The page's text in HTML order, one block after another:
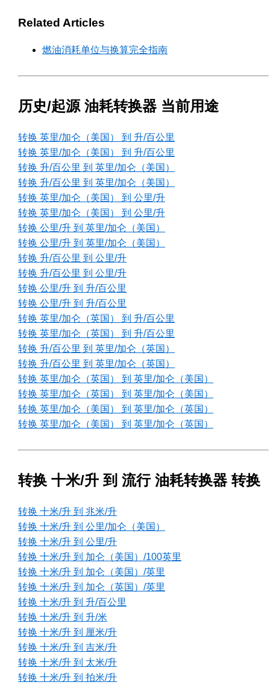
Related Articles
燃油消耗单位与换算完全指南
历史/起源 油耗转换器 当前用途
转换 英里/加仑（美国） 到 升/百公里
转换 英里/加仑（美国） 到 升/百公里
转换 升/百公里 到 英里/加仑（美国）
转换 升/百公里 到 英里/加仑（美国）
转换 英里/加仑（美国） 到 公里/升
转换 英里/加仑（美国） 到 公里/升
转换 公里/升 到 英里/加仑（美国）
转换 公里/升 到 英里/加仑（美国）
转换 升/百公里 到 公里/升
转换 升/百公里 到 公里/升
转换 公里/升 到 升/百公里
转换 公里/升 到 升/百公里
转换 英里/加仑（英国） 到 升/百公里
转换 英里/加仑（英国） 到 升/百公里
转换 升/百公里 到 英里/加仑（英国）
转换 升/百公里 到 英里/加仑（英国）
转换 英里/加仑（英国） 到 英里/加仑（美国）
转换 英里/加仑（英国） 到 英里/加仑（美国）
转换 英里/加仑（美国） 到 英里/加仑（英国）
转换 英里/加仑（美国） 到 英里/加仑（英国）
转换 十米/升 到 流行 油耗转换器 转换
转换 十米/升 到 兆米/升
转换 十米/升 到 公里/加仑（美国）
转换 十米/升 到 公里/升
转换 十米/升 到 加仑（美国）/100英里
转换 十米/升 到 加仑（美国）/英里
转换 十米/升 到 加仑（英国）/英里
转换 十米/升 到 升/百公里
转换 十米/升 到 升/米
转换 十米/升 到 厘米/升
转换 十米/升 到 吉米/升
转换 十米/升 到 太米/升
转换 十米/升 到 拍米/升